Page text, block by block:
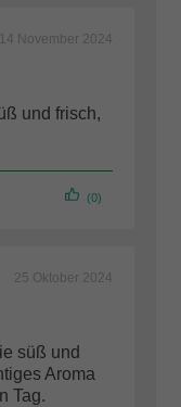
14 November 2024
und frisch,
(0)
25 Oktober 2024
süß und
Aroma
Tag.